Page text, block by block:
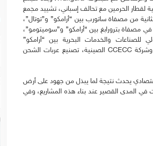
لقطار الحرمين مع تحالف إسباني، تشييد مجمع
من مصفاة ساتورب بين “أرامكو” و”توتال”،
مصفاة بترورابغ بين “أرامكو” و”سوميتومو”،
والخدمات البحرية بين “أرامكو”
و”هيونداي”، تنفيذ مشروع الجسر البري بين هيئة النقل العام وشركة CCECC الصينية، تصنيع عربات الشحن
يحدث نتيجة لما يبذل من جهود على أرض
في المدى القصير عند بناء هذه المشاريع، وفي